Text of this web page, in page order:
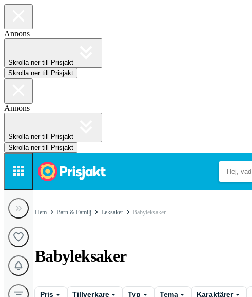
Annons
Skrolla ner till Prisjakt
Skrolla ner till Prisjakt
Annons
Skrolla ner till Prisjakt
Skrolla ner till Prisjakt
Hem Barn & Familj Leksaker Babyleksaker
Babyleksaker
Pris Tillverkare Typ Tema Karaktärer